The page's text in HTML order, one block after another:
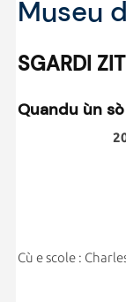
Museu
SGARDI
Quandu ùn
Cù e scole :